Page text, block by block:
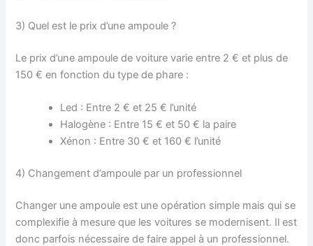
3) Quel est le prix d’une ampoule ?
Le prix d’une ampoule de voiture varie entre 2 € et plus de
150 € en fonction du type de phare :
Led : Entre 2 € et 25 € l’unité
Halogène : Entre 15 € et 50 € la paire
Xénon : Entre 30 € et 160 € l’unité
4) Changement d’ampoule par un professionnel
Changer une ampoule est une opération simple mais qui se
complexifie à mesure que les voitures se modernisent. Il est
donc parfois nécessaire de faire appel à un professionnel.